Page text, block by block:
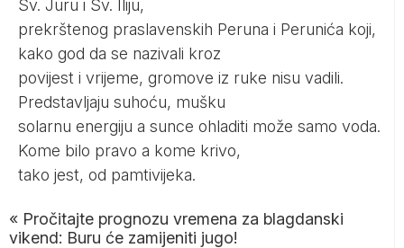
Sv. Juru i Sv. Iliju,
prekrštenog praslavenskih Peruna i Perunića koji,
kako god da se nazivali kroz
povijest i vrijeme, gromove iz ruke nisu vadili.
Predstavljaju suhoću, mušku
solarnu energiju a sunce ohladiti može samo voda.
Kome bilo pravo a kome krivo,
tako jest, od pamtivijeka.
« Pročitajte prognozu vremena za blagdanski
vikend: Buru će zamijeniti jugo!